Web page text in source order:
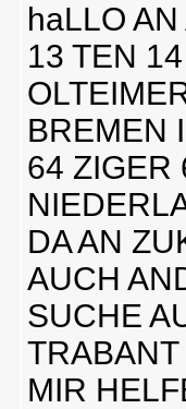
haLLO
13 TEN
BREMEN
64 ZIGER
DA AN
AUCH
SUCHE
MIR